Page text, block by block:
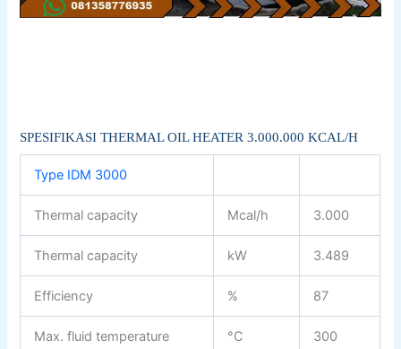
SPESIFIKASI THERMAL OIL HEATER 3.000.000 KCAL/H
Type IDM 3000
Thermal capacity Mcal/h 3.000
Thermal capacity kW 3.489
Efficiency % 87
Max. fluid temperature °C 300